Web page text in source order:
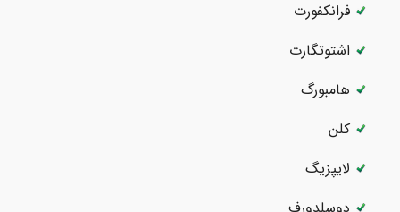
فرانکفورت
اشتوتگارت
هامبورگ
کلن
لایپزیگ